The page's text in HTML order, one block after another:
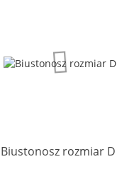
Biustonosz rozmiar D